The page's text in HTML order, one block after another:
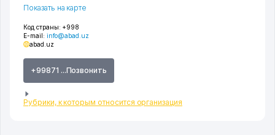
Код страны: +998
E-mail: info@abad.uz
abad.uz
+99871 ...Позвонить
Рубрики, к которым относится организация
Показать на карте